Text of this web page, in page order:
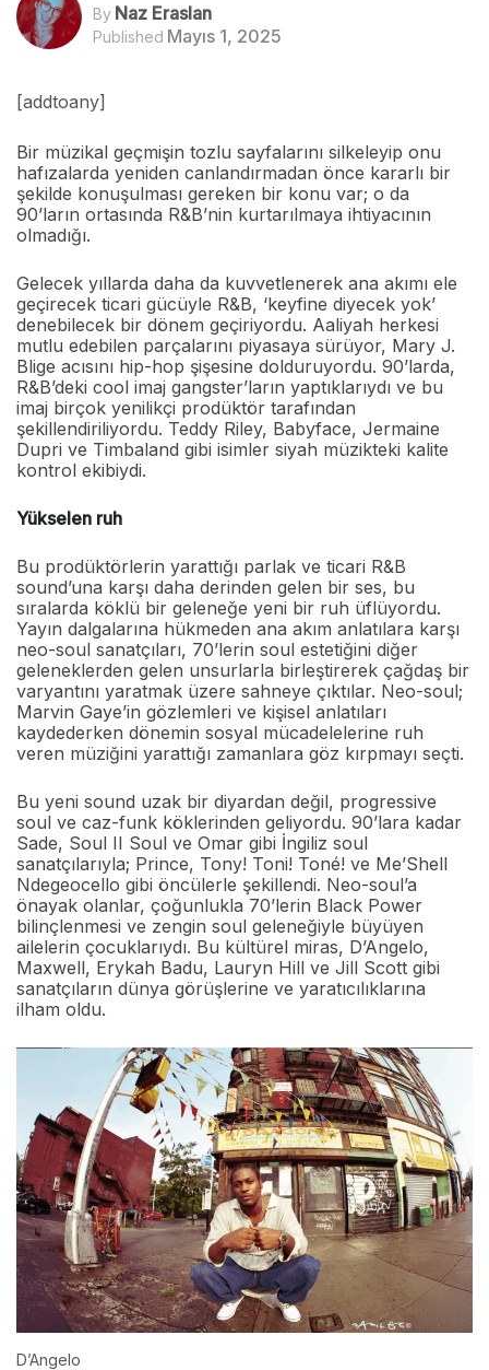
By Naz Eraslan
Published Mayıs 1, 2025
[addtoany]
Bir müzikal geçmişin tozlu sayfalarını silkeleyip onu
hafızalarda yeniden canlandırmadan önce kararlı bir
şekilde konuşulması gereken bir konu var; o da
90’ların ortasında R&B’nin kurtarılmaya ihtiyacının
olmadığı.
Gelecek yıllarda daha da kuvvetlenerek ana akımı ele
geçirecek ticari gücüyle R&B, ‘keyfine diyecek yok’
denebilecek bir dönem geçiriyordu. Aaliyah herkesi
mutlu edebilen parçalarını piyasaya sürüyor, Mary J.
Blige acısını hip-hop şişesine dolduruyordu. 90’larda,
R&B’deki cool imaj gangster’ların yaptıklarıydı ve bu
imaj birçok yenilikçi prodüktör tarafından
şekillendiriliyordu. Teddy Riley, Babyface, Jermaine
Dupri ve Timbaland gibi isimler siyah müzikteki kalite
kontrol ekibiydi.
Yükselen ruh
Bu prodüktörlerin yarattığı parlak ve ticari R&B
sound’una karşı daha derinden gelen bir ses, bu
sıralarda köklü bir geleneğe yeni bir ruh üflüyordu.
Yayın dalgalarına hükmeden ana akım anlatılara karşı
neo-soul sanatçıları, 70’lerin soul estetiğini diğer
geleneklerden gelen unsurlarla birleştirerek çağdaş bir
varyantını yaratmak üzere sahneye çıktılar. Neo-soul;
Marvin Gaye’in gözlemleri ve kişisel anlatıları
kaydederken dönemin sosyal mücadelelerine ruh
veren müziğini yarattığı zamanlara göz kırpmayı seçti.
Bu yeni sound uzak bir diyardan değil, progressive
soul ve caz-funk köklerinden geliyordu. 90’lara kadar
Sade, Soul II Soul ve Omar gibi İngiliz soul
sanatçılarıyla; Prince, Tony! Toni! Toné! ve Me’Shell
Ndegeocello gibi öncülerle şekillendi. Neo-soul’a
önayak olanlar, çoğunlukla 70’lerin Black Power
bilinçlenmesi ve zengin soul geleneğiyle büyüyen
ailelerin çocuklarıydı. Bu kültürel miras, D’Angelo,
Maxwell, Erykah Badu, Lauryn Hill ve Jill Scott gibi
sanatçıların dünya görüşlerine ve yaratıcılıklarına
ilham oldu.
D’Angelo